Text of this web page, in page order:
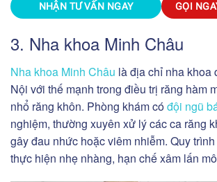
NHẬN TƯ VẤN NGAY GỌI
3. Nha khoa Minh Châu
Nha khoa Minh Châu là địa chỉ nha khoa
Nội với thế mạnh trong điều trị răng hàm
nhổ răng khôn. Phòng khám cóđội ngũ
nghiệm, thường xuyên xử lý các ca răng
gây đau nhức hoặc viêm nhiễm. Quy
thực hiện nhẹ nhàng, hạn chế xâm lấn